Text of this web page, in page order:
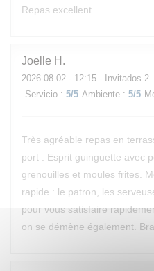
Repas excellent
Joelle H
2026-08-02 - 12:15 - Invitados 2
Servicio : 5/5 Ambiente : 5/5
Très agréable repas en
port . Esprit guinguette avec
grenouilles et moules frites.
rapide : le patron, les
pour vous satisfaire
on se démène également.